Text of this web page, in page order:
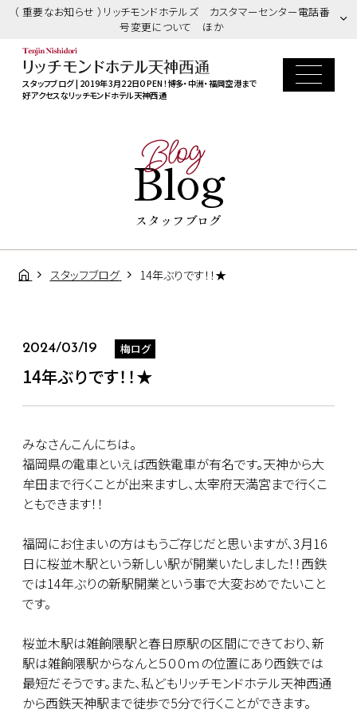
（ 重要なお知らせ ）リッチモンドホテルズ カスタマーセンター電話番
号変更について ほか
スタッフブログ | 2019年3月22日OPEN！博多・中洲・福岡空港まで
好アクセスなリッチモンドホテル天神西通
Blog
Blog
スタッフブログ
スタッフブログ 14年ぶりです！！★
2024/03/19 梅ログ
14年ぶりです！！★
みなさんこんにちは。
福岡県の電車といえば西鉄電車が有名です。天神から大
牟田まで行くことが出来ますし、太宰府天満宮まで行くこ
ともできます！！
福岡にお住まいの方はもうご存じだと思いますが、3月16
日に桜並木駅という新しい駅が開業いたしました！！西鉄
では14年ぶりの新駅開業という事で大変おめでたいこと
です。
桜並木駅は雑餉隈駅と春日原駅の区間にできており、新
駅は雑餉隈駅からなんと５００ｍの位置にあり西鉄では
最短だそうです。また、私どもリッチモンドホテル天神西通
から西鉄天神駅まで徒歩で5分で行くことができます。